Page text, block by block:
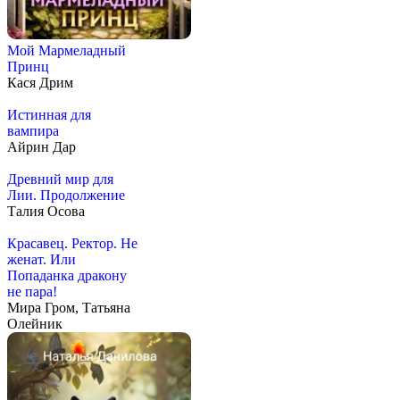
Мой Мармеладный
Принц
Кася Дрим
Истинная для
вампира
Айрин Дар
Древний мир для
Лии. Продолжение
Талия Осова
Красавец. Ректор. Не
женат. Или
Попаданка дракону
не пара!
Мира Гром, Татьяна
Олейник